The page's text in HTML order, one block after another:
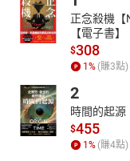
正念殺機【
【電子書】
$308
1 % (賺3點)
2
時間的起源
$455
1 % (賺4點)